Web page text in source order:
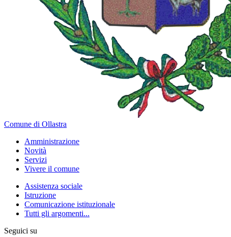
Comune di Ollastra
Amministrazione
Novità
Servizi
Vivere il comune
Assistenza sociale
Istruzione
Comunicazione istituzionale
Tutti gli argomenti...
Seguici su